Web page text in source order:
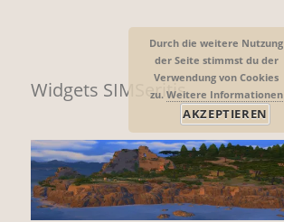
Widgets SIMSeritis
Durch die weitere Nutzung
der Seite stimmst du der
Verwendung von Cookies
zu. Weitere Informationen
AKZEPTIEREN